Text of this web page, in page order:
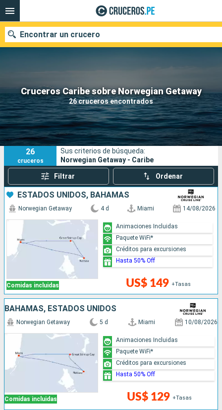
Cruceros Caribe sobre Norwegian Getaway
26 cruceros encontrados
Encontrar un crucero
Nuestros destinos
Fecha de salida
Puertos Compañías
Buscar
26
cruceros
Sus criterios de búsqueda:
Norwegian Getaway - Caribe
Filtrar Ordenar
ESTADOS UNIDOS, BAHAMAS
Comidas incluidas
Norwegian Getaway 4 d Miami 14/08/2026
US$ 149 +Tasas
Animaciones Incluidas
Paquete WiFi*
Créditos para excursiones
Hasta 50% Off
BAHAMAS, ESTADOS UNIDOS
Comidas incluidas
Norwegian Getaway 5 d Miami 10/08/2026
US$ 129 +Tasas
Animaciones Incluidas
Paquete WiFi*
Créditos para excursiones
Hasta 50% Off